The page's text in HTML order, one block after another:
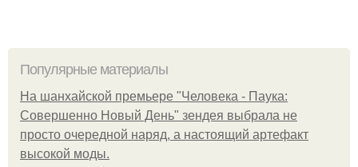
Популярные материалы
На шанхайской премьере "Человека - Паука:
Совершенно Новый День" зендея выбрала не
просто очередной наряд, а настоящий артефакт
высокой моды.